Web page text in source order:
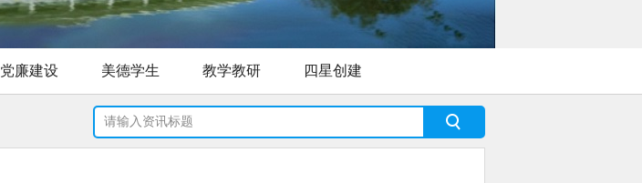
党廉建设 美德学生 教学教研 四星创建